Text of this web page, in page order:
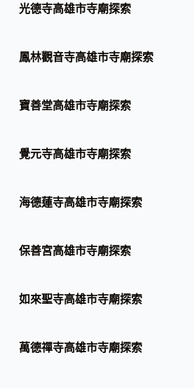
光德寺高雄市寺廟探索
鳳林觀音寺高雄市寺廟探索
寶善堂高雄市寺廟探索
覺元寺高雄市寺廟探索
海德蓮寺高雄市寺廟探索
保善宮高雄市寺廟探索
如來聖寺高雄市寺廟探索
萬德禪寺高雄市寺廟探索